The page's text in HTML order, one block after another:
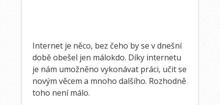
Internet je něco, bez čeho by se v dnešní
době obešel jen málokdo. Díky internetu
je nám umožněno vykonávat práci, učit se
novým věcem a mnoho dalšího. Rozhodně
toho není málo.